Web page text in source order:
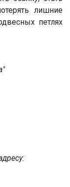
лишние
петлях